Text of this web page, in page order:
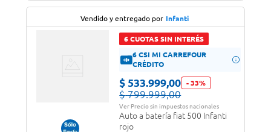
Vendido y entregado por Infanti
6 CUOTAS SIN INTERÉS
6 CSI MI CARREFOUR
CRÉDITO
$ 533.999,00 -33%
$ 799.999,00
Ver Precio sin impuestos nacionales
Auto a batería fiat 500 Infanti
rojo